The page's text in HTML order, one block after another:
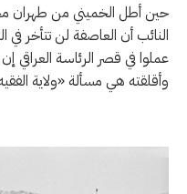
حين أطل الخميني من طهران
النائب أن العاصفة لن تتأخر
عملوا في قصر الرئاسة العراقي
وأقلقته هي مسألة «ولاية